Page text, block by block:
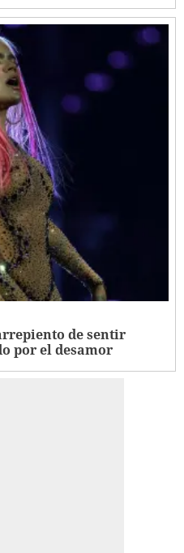
de sentir
por el desamor